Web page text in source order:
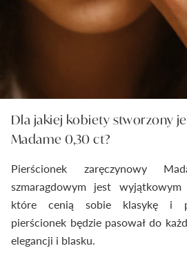
Dla jakiej kobiety stworzony
Madame 0,30 ct?
Pierścionek zaręczynowy
szmaragdowym jest
które cenią sobie klasykę i
pierścionek będzie pasował do
elegancji i blasku.